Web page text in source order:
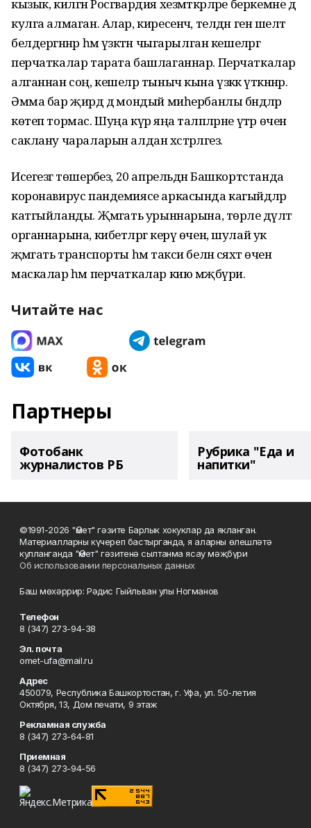
кызык, килгән Росгвардия хезмәткәрләре беркемне дә
кулга алмаган. Алар, киресенчә, телдән генә шелтә
белдергәннәр һәм үзәктән чыгарылган кешеләргә
перчаткалар тарата башлаганнар. Перчаткалар
алганнан соң, кешеләр тыныч кына үзәккә үткәннәр.
Әмма бар җирдә дә мондый миһербанлы бәндәләр
көтеп тормас. Шуңа күрә яңа таләпләрне үтәр өчен
саклану чараларын алдан хәстәрләгез.
Исегезгә төшерәбез, 20 апрельдән Башкортстанда
коронавирус пандемиясе аркасында кагыйдәләр
катгыйланды. Җәмәгать урыннарына, төрле дәүләт
органнарына, кибетләргә керү өчен, шулай ук ​​
җәмәгать транспорты һәм такси белән сәяхәт өчен
маскалар һәм перчаткалар кию мәҗбүри.
Читайте нас
Партнеры
Фотобанк
журналистов РБ
Рубрика "Еда и
напитки"
©1991-2026 "Өмет" гәзите Барлык хокуклар да якланган.
Материалларны күчереп бастырганда, я аларны өлешләтә
кулланганда "Өмет" гәзитенә сылтанма ясау мәҗбүри
Об использовании персональных данных
Баш мөхәррир: Рәдис Гыйльван улы Ногманов
Телефон
8 (347) 273-94-38
Эл. почта
omet-ufa@mail.ru
Адрес
450079, Республика Башкортостан, г. Уфа, ул. 50-летия
Октября, 13, Дом печати, 9 этаж
Рекламная служба
8 (347) 273-64-81
Приемная
8 (347) 273-94-56